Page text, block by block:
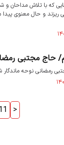
که با تلاش مداحان
و حال معنوی پیدا
حاج مجتبی
رمضانی نوحه ماندگار
>